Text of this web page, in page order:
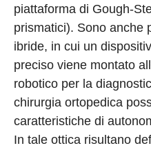
piattaforma di Gough-
prismatici). Sono anche
ibride, in cui un
preciso viene montato
robotico per la
chirurgia ortopedica
caratteristiche di
In tale ottica risultano